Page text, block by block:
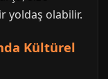
yoldaş olabilir.
Kültürel